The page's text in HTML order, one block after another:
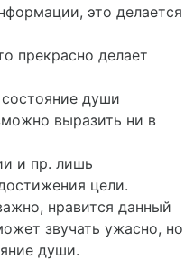
это делается
прекрасно делает
души
выразить ни в
и пр. лишь
цели.
нравится данный
звучать ужасно, но
души.